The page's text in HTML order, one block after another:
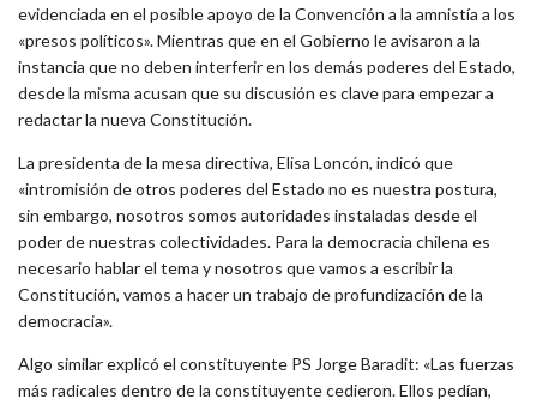
evidenciada en el posible apoyo de la Convención a la amnistía a los
«presos políticos». Mientras que en el Gobierno le avisaron a la
instancia que no deben interferir en los demás poderes del Estado,
desde la misma acusan que su discusión es clave para empezar a
redactar la nueva Constitución.
La presidenta de la mesa directiva, Elisa Loncón, indicó que
«intromisión de otros poderes del Estado no es nuestra postura,
sin embargo, nosotros somos autoridades instaladas desde el
poder de nuestras colectividades. Para la democracia chilena es
necesario hablar el tema y nosotros que vamos a escribir la
Constitución, vamos a hacer un trabajo de profundización de la
democracia».
Algo similar explicó el constituyente PS Jorge Baradit: «Las fuerzas
más radicales dentro de la constituyente cedieron. Ellos pedían,